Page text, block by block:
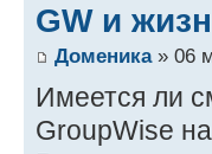
GW и
Доменика» 06
Имеется ли
GroupWise